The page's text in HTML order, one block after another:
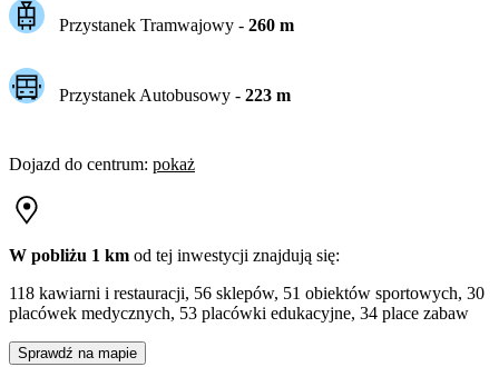
Przystanek Tramwajowy - 260m
Przystanek Autobusowy - 223m
Dojazd do centrum: pokaż
W pobliżu 1 km od tej inwestycji znajdują się:
118 kawiarni i restauracji, 56 sklepów, 51 obiektów sportowych, 30
placówek medycznych, 53 placówki edukacyjne, 34 place zabaw
Sprawdź na mapie